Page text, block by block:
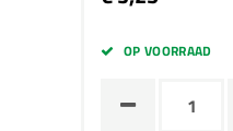
OP VOORRAAD